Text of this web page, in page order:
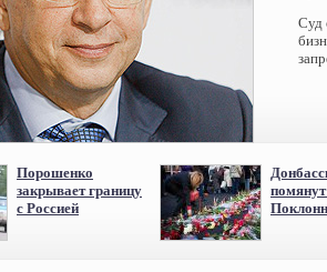
Суд
Порошенко
закрывает границу
с Россией